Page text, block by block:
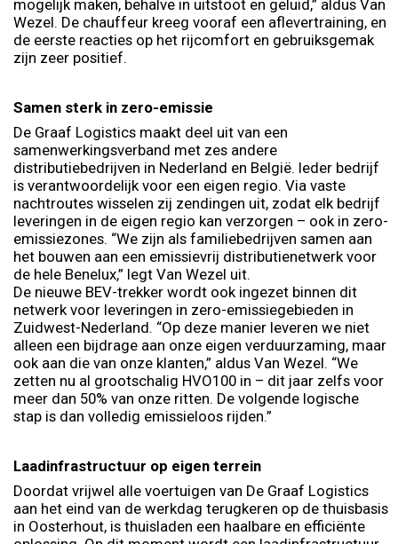
mogelijk maken, behalve in uitstoot en geluid,” aldus Van
Wezel. De chauffeur kreeg vooraf een aflevertraining, en
de eerste reacties op het rijcomfort en gebruiksgemak
zijn zeer positief.
Samen sterk in zero-emissie
De Graaf Logistics maakt deel uit van een
samenwerkingsverband met zes andere
distributiebedrijven in Nederland en België. Ieder bedrijf
is verantwoordelijk voor een eigen regio. Via vaste
nachtroutes wisselen zij zendingen uit, zodat elk bedrijf
leveringen in de eigen regio kan verzorgen – ook in zero-
emissiezones. “We zijn als familiebedrijven samen aan
het bouwen aan een emissievrij distributienetwerk voor
de hele Benelux,” legt Van Wezel uit.
De nieuwe BEV-trekker wordt ook ingezet binnen dit
netwerk voor leveringen in zero-emissiegebieden in
Zuidwest-Nederland. “Op deze manier leveren we niet
alleen een bijdrage aan onze eigen verduurzaming, maar
ook aan die van onze klanten,” aldus Van Wezel. “We
zetten nu al grootschalig HVO100 in – dit jaar zelfs voor
meer dan 50% van onze ritten. De volgende logische
stap is dan volledig emissieloos rijden.”
Laadinfrastructuur op eigen terrein
Doordat vrijwel alle voertuigen van De Graaf Logistics
aan het eind van de werkdag terugkeren op de thuisbasis
in Oosterhout, is thuisladen een haalbare en efficiënte